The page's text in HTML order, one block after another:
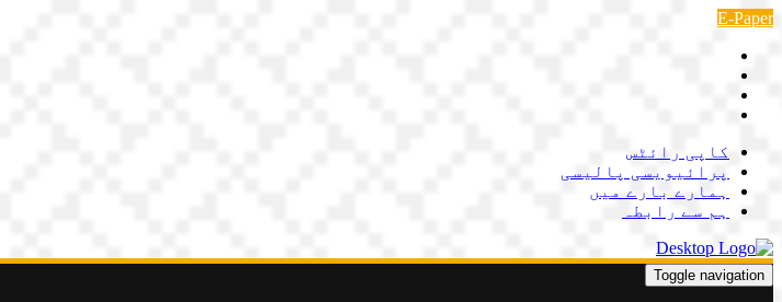
Skip
content
E-Paper
کاپی رائٹس
پرائیویسی پالیسی
ہمارے بارے میں
ہم سے رابطہ
Toggle navigation